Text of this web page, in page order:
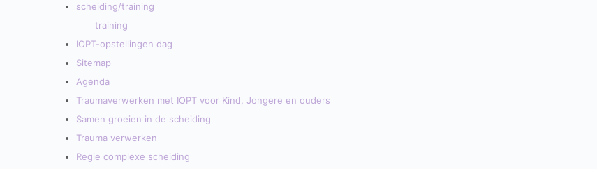
scheiding/training
training
IOPT-opstellingen dag
Sitemap
Agenda
Traumaverwerken met IOPT voor Kind, Jongere en ouders
Samen groeien in de scheiding
Trauma verwerken
Regie complexe scheiding